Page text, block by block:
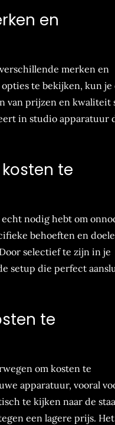
en
merken en
te bekijken, kun je
van prijzen en kwaliteit
in studio apparatuur
te
nodig hebt om
behoeften en
selectief te zijn in je
setup die perfect
te
om kosten te
apparatuur, vooral
te kijken naar de
een lagere prijs.